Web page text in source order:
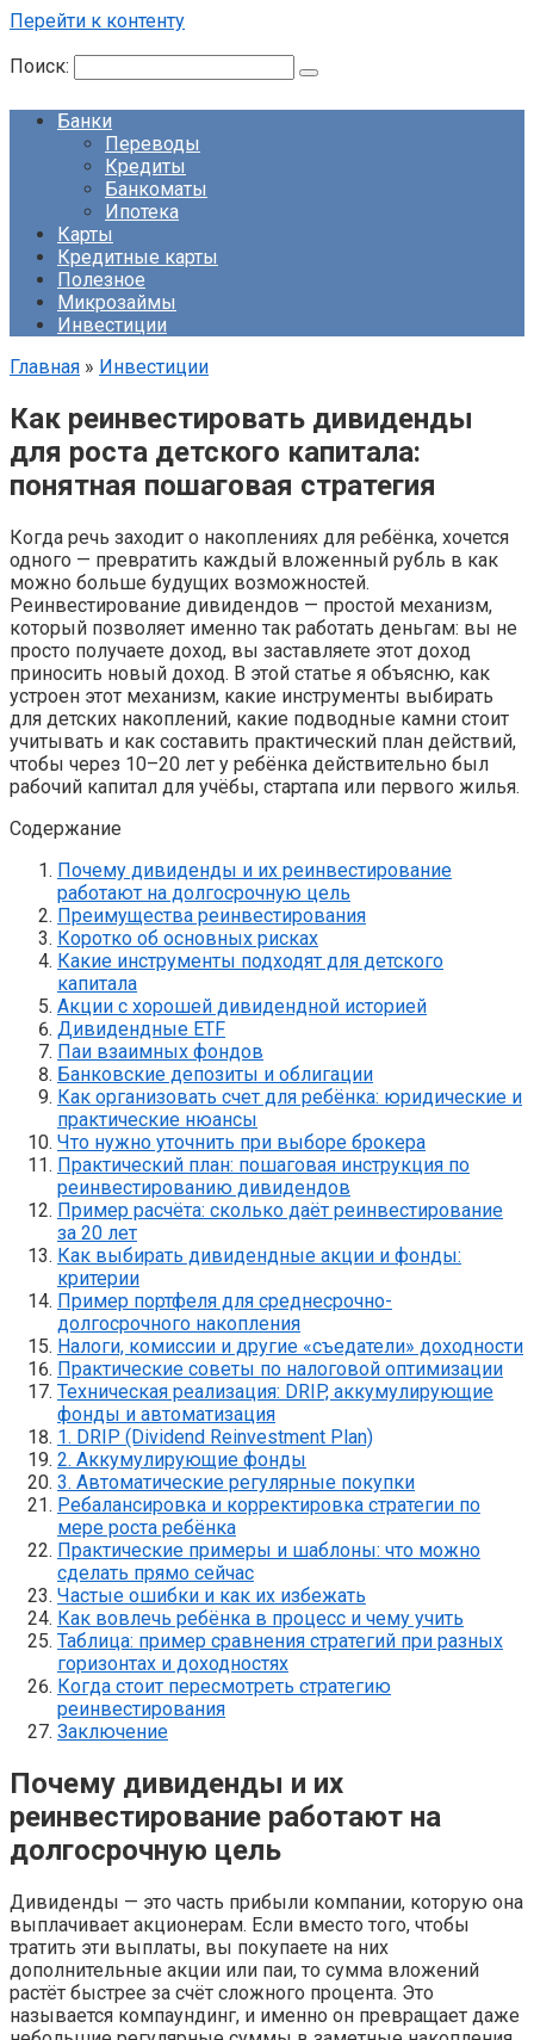
Перейти к контенту
Поиск:
Банки
Переводы
Кредиты
Банкоматы
Ипотека
Карты
Кредитные карты
Полезное
Микрозаймы
Инвестиции
Главная » Инвестиции
Как реинвестировать дивиденды
для роста детского капитала:
понятная пошаговая стратегия
Когда речь заходит о накоплениях для ребёнка, хочется
одного — превратить каждый вложенный рубль в как
можно больше будущих возможностей.
Реинвестирование дивидендов — простой механизм,
который позволяет именно так работать деньгам: вы не
просто получаете доход, вы заставляете этот доход
приносить новый доход. В этой статье я объясню, как
устроен этот механизм, какие инструменты выбирать
для детских накоплений, какие подводные камни стоит
учитывать и как составить практический план действий,
чтобы через 10–20 лет у ребёнка действительно был
рабочий капитал для учёбы, стартапа или первого жилья.
Содержание
Почему дивиденды и их реинвестирование
работают на долгосрочную цель
Преимущества реинвестирования
Коротко об основных рисках
Какие инструменты подходят для детского
капитала
Акции с хорошей дивидендной историей
Дивидендные ETF
Паи взаимных фондов
Банковские депозиты и облигации
Как организовать счет для ребёнка: юридические и
практические нюансы
Что нужно уточнить при выборе брокера
Практический план: пошаговая инструкция по
реинвестированию дивидендов
Пример расчёта: сколько даёт реинвестирование
за 20 лет
Как выбирать дивидендные акции и фонды:
критерии
Пример портфеля для среднесрочно-
долгосрочного накопления
Налоги, комиссии и другие «съедатели» доходности
Практические советы по налоговой оптимизации
Техническая реализация: DRIP, аккумулирующие
фонды и автоматизация
1. DRIP (Dividend Reinvestment Plan)
2. Аккумулирующие фонды
3. Автоматические регулярные покупки
Ребалансировка и корректировка стратегии по
мере роста ребёнка
Практические примеры и шаблоны: что можно
сделать прямо сейчас
Частые ошибки и как их избежать
Как вовлечь ребёнка в процесс и чему учить
Таблица: пример сравнения стратегий при разных
горизонтах и доходностях
Когда стоит пересмотреть стратегию
реинвестирования
Заключение
Почему дивиденды и их
реинвестирование работают на
долгосрочную цель
Дивиденды — это часть прибыли компании, которую она
выплачивает акционерам. Если вместо того, чтобы
тратить эти выплаты, вы покупаете на них
дополнительные акции или паи, то сумма вложений
растёт быстрее за счёт сложного процента. Это
называется компаундинг, и именно он превращает даже